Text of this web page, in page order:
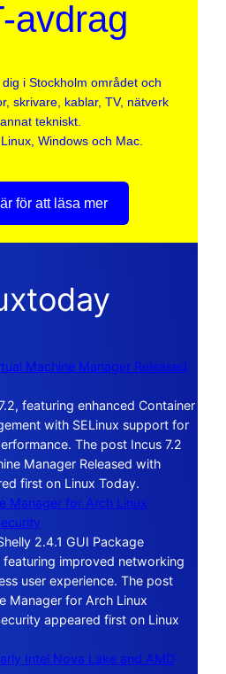
avdrag
i Stockholm området och
skrivare, kablar, TV, nätverk
tekniskt.
Windows och Mac.
för att läsa mer
Machine Manager Released
featuring enhanced Container
with SELinux support for
The post Incus 7.2
Manager Released with
first on Linux Today.
Manager for Arch Linux
2.4.1 GUI Package
improved networking
user experience. The post
Manager for Arch Linux
appeared first on Linux
Intel Nova Lake and AMD